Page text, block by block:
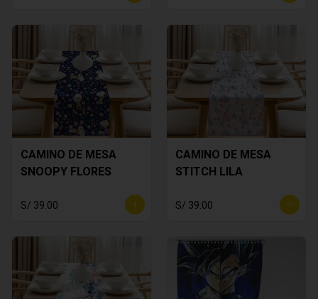
CAMINO DE MESA
SNOOPY FLORES
S/ 39.00
CAMINO DE MESA
STITCH LILA
S/ 39.00